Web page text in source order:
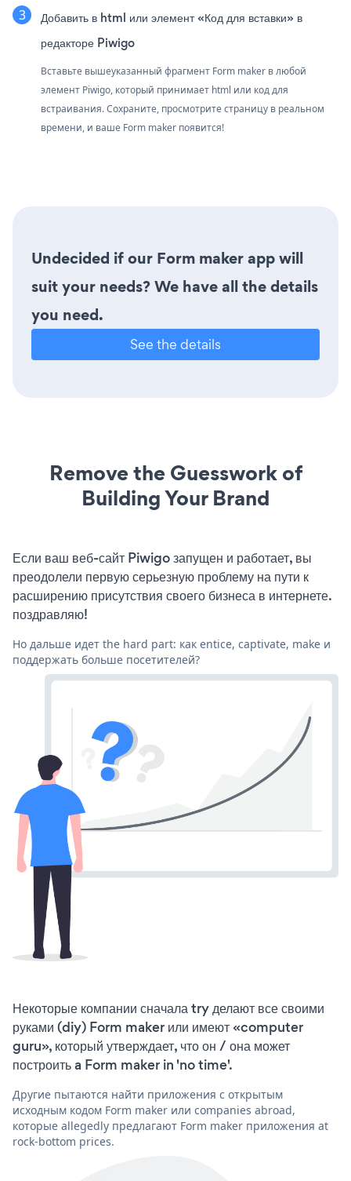
Добавить в html или элемент «Код для вставки» в
редакторе Piwigo
Вставьте вышеуказанный фрагмент Form maker в любой
элемент Piwigo, который принимает html или код для
встраивания. Сохраните, просмотрите страницу в реальном
времени, и ваше Form maker появится!
Undecided if our Form maker app will
suit your needs? We have all the details
you need.
See the details
Remove the Guesswork of
Building Your Brand
Если ваш веб-сайт Piwigo запущен и работает, вы
преодолели первую серьезную проблему на пути к
расширению присутствия своего бизнеса в интернете.
поздравляю!
Но дальше идет the hard part: как entice, captivate, make и
поддержать больше посетителей?
Некоторые компании сначала try делают все своими
руками (diy) Form maker или имеют «computer
guru», который утверждает, что он / она может
построить a Form maker in 'no time'.
Другие пытаются найти приложения с открытым
исходным кодом Form maker или companies abroad,
которые allegedly предлагают Form maker приложения at
rock-bottom prices.